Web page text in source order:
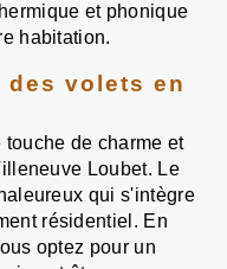
et phonique
habitation.
des volets en
de charme et
Loubet. Le
qui s'intègre
résidentiel. En
optez pour un